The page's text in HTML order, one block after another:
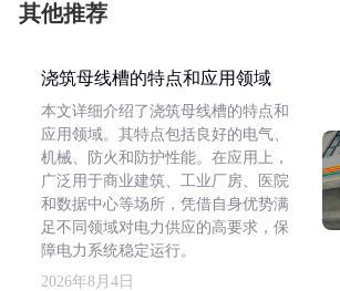
其他推荐
浇筑母线槽的特点和应用领域
本文详细介绍了浇筑母线槽的特点和
应用领域。其特点包括良好的电气、
机械、防火和防护性能。在应用上，
广泛用于商业建筑、工业厂房、医院
和数据中心等场所，凭借自身优势满
足不同领域对电力供应的高要求，保
障电力系统稳定运行。
2026年8月4日